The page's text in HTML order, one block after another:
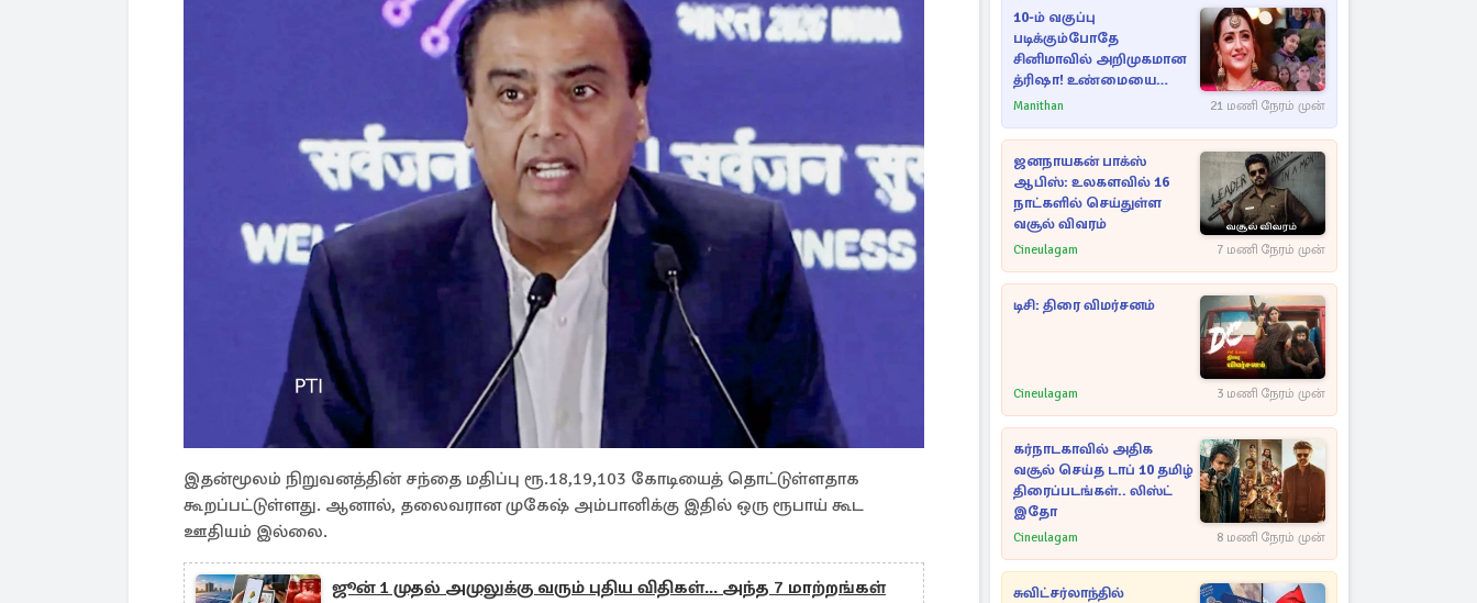
இதன்மூலம் நிறுவனத்தின் சந்தை மதிப்பு ரூ.18,19,103 கோடியைத் தொட்டுள்ளதாக
கூறப்பட்டுள்ளது. ஆனால், தலைவரான முகேஷ் அம்பானிக்கு இதில் ஒரு ரூபாய் கூட
ஊதியம் இல்லை.
ஜூன் 1 முதல் அமுலுக்கு வரும் புதிய விதிகள்... அந்த 7 மாற்றங்கள்
10-ம் வகுப்பு
படிக்கும்போதே
சினிமாவில் அறிமுகமான
த்ரிஷா! உண்மையை
பகிர்ந்த இயக்குநர் பிரவீன்
Manithan 21 மணி நேரம் முன்
ஜனநாயகன் பாக்ஸ்
ஆபிஸ்: உலகளவில் 16
நாட்களில் செய்துள்ள
வசூல் விவரம்
Cineulagam 7 மணி நேரம் முன்
டிசி: திரை விமர்சனம்
Cineulagam 3 மணி நேரம் முன்
கர்நாடகாவில் அதிக
வசூல் செய்த டாப் 10 தமிழ்
திரைப்படங்கள்.. லிஸ்ட்
இதோ
Cineulagam 8 மணி நேரம் முன்
சுவிட்சர்லாந்தில்